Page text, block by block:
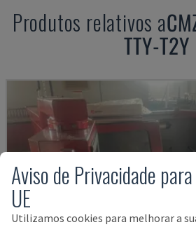
Produtos relativos a
TTY-T2Y
Aviso de Privacidade
UE
Utilizamos cookies para melhorar a